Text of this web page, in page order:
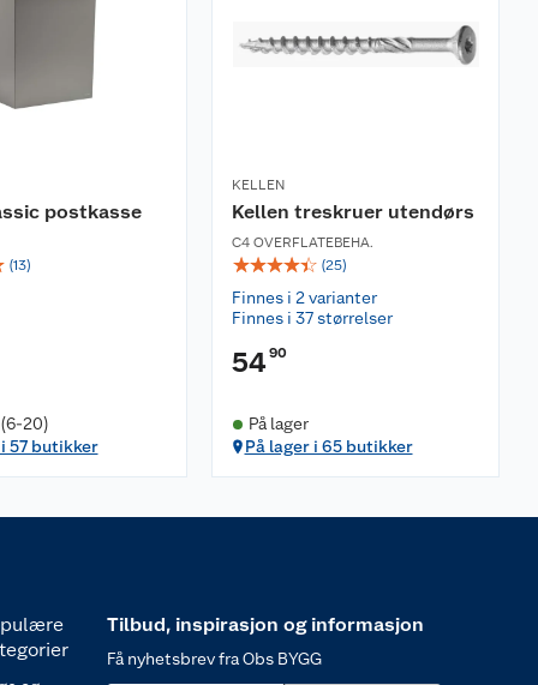
postkasse
(13)
(6-20)
57 butikker
KELLEN
Kellen treskruer utendørs
C4 OVERFLATEBEHA.
☆☆☆☆☆ (25)
Finnes i 2 varianter
Finnes i 37 størrelser
5490
På lager
På lager i 65 butikker
Tilbud, inspirasjon og informasjon
Få nyhetsbrev fra Obs BYGG